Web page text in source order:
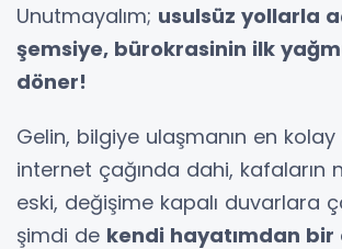
Unutmayalım; usulsüz yollarla
şemsiye, bürokrasinin ilk
döner!
Gelin, bilgiye ulaşmanın en
internet çağında dahi, kafaların
eski, değişime kapalı duvarlara
şimdi de kendi hayatımdan bir